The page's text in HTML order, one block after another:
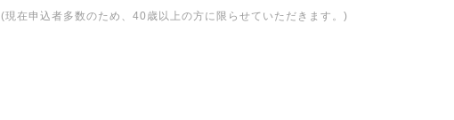
(現在申込者多数のため、40歳以上の方に限らせていただきます。)